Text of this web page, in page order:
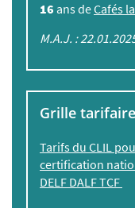
16 ans deCafés
M.A.J. :
Grille
Tarifs du CLIL
certification
DELF DALF TCF